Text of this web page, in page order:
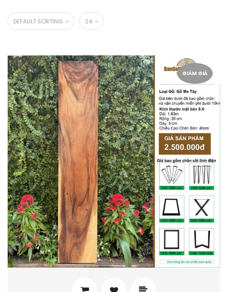
DEFAULT SORTING 24
GIẢM GIÁ